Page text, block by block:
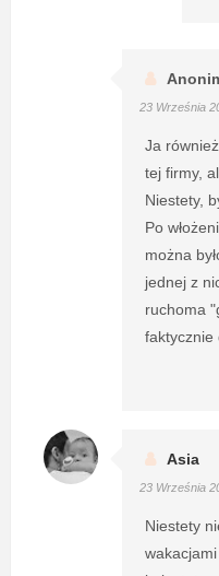
23 Września
Ja
tej firmy,
Niestety,
Po
można
jednej z
ruchoma
faktycznie
Asia
23 Września
Niestety